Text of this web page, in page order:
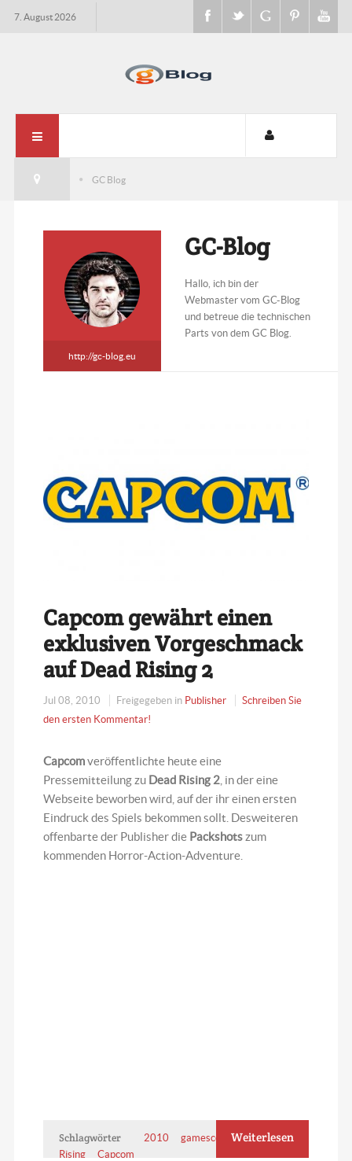
7. August 2026
GC Blog
http://gc-blog.eu
GC-Blog
Hallo, ich bin der
Webmaster vom GC-Blog
und betreue die technischen
Parts von dem GC Blog.
Capcom gewährt einen
exklusiven Vorgeschmack
auf Dead Rising 2
Jul 08, 2010 Freigegeben in Publisher
Schreiben Sie
den ersten Kommentar!
Capcomveröffentlichte heute eine
Pressemitteilung zu Dead Rising 2 , in der eine
Webseite beworben wird, auf der ihr einen ersten
Eindruck des Spiels bekommen sollt. Desweiteren
offenbarte der Publisher die Packshotszum
kommenden Horror-Action-Adventure.
Schlagwörter 2010 gamescom
Dead
Rising
Capcom
Weiterlesen